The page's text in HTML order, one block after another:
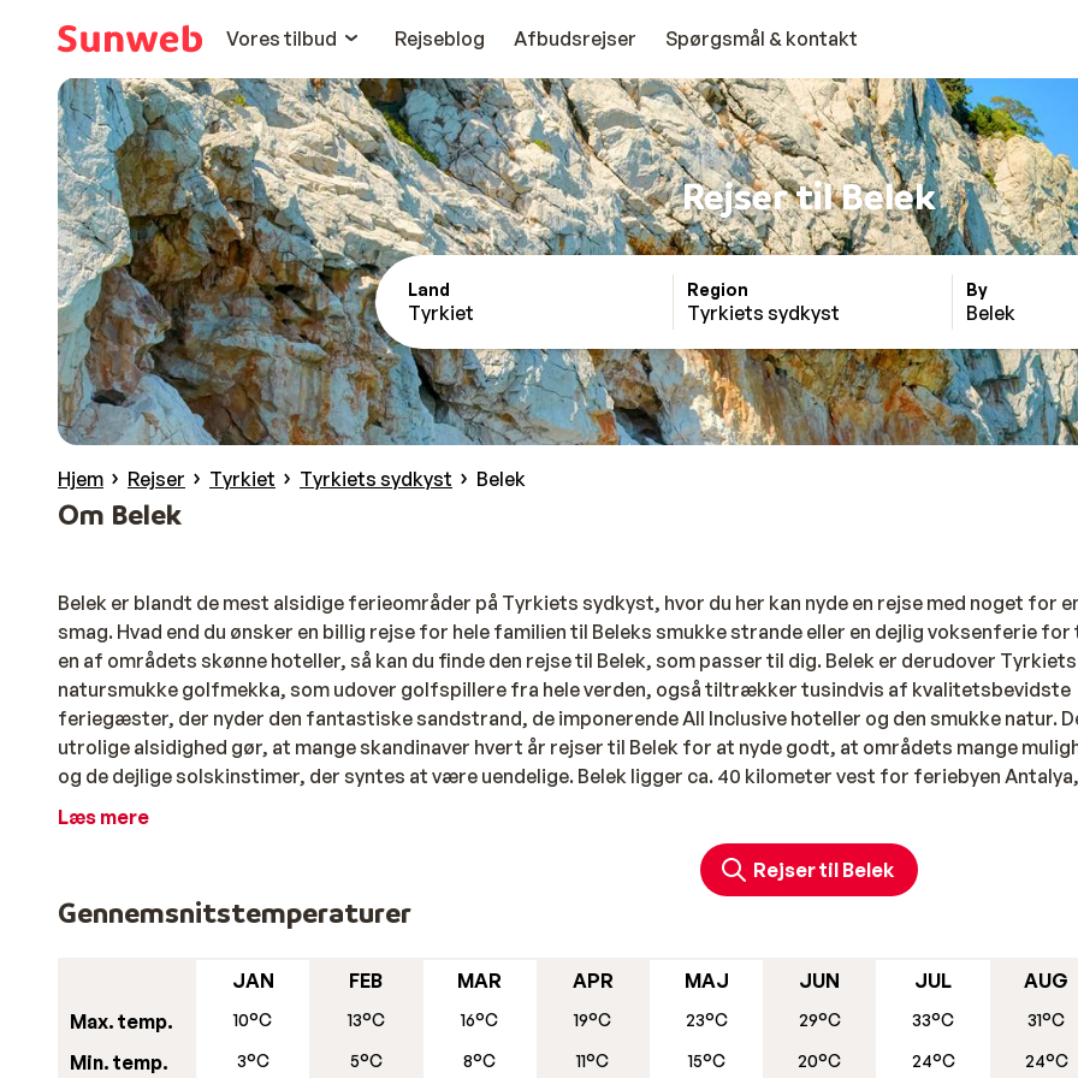
Vores tilbud
Rejseblog Afbudsrejser Spørgsmål & kontakt
Rejser til Belek
Land
Tyrkiet
Region
Tyrkiets sydkyst
By
Belek
Hjem Rejser Tyrkiet Tyrkiets sydkyst Belek
Om Belek
Belek er blandt de mest alsidige ferieområder på Tyrkiets sydkyst, hvor du her kan nyde en rejse med noget for
smag. Hvad end du ønsker en billig rejse for hele familien til Beleks smukke strande eller en dejlig voksenferie for
en af områdets skønne hoteller, så kan du finde den rejse til Belek, som passer til dig. Belek er derudover Tyrkiets
natursmukke golfmekka, som udover golfspillere fra hele verden, også tiltrækker tusindvis af kvalitetsbevidste
feriegæster, der nyder den fantastiske sandstrand, de imponerende All Inclusive hoteller og den smukke natur.
utrolige alsidighed gør, at mange skandinaver hvert år rejser til Belek for at nyde godt, at områdets mange
og de dejlige solskinstimer, der syntes at være uendelige. Belek ligger ca. 40 kilometer vest for feriebyen
her mødes den evigt grønne pinjeskov og det smukke, azurblå hav.
Lige bag den gyldne sandstrand ligger en række af Tyrkiets bedste og mest luksuriøse hoteller samt en række af
landets bedste golfbaner. Atmosfæren er rolig med et strejf af elegance, hvor end du bevæger dig. Både ude og
meste af døgnets timer året rundt. Belek har en skøn beliggenhed på Tyrkiets solrige sydkyst, hvor du ikke blot
udforske området omkring hotellet, men også har mulighed for opleve flere af kystens andre populære byer.
Sydkystens hovedstad
se de mange, historiske seværdigheder eller gå på opdagelse i basarerne og de gode handelsgader.
Læs mere
Rejser til Belek
Gennemsnitstemperaturer
Max. temp.
Min. temp.
JAN
10°C
3°C
FEB
13°C
5°C
MAR
16°C
8°C
APR
19°C
11°C
MAJ
23°C
15°C
JUN
29°C
20°C
JUL
33°C
24°C
AUG
31°C
24°C